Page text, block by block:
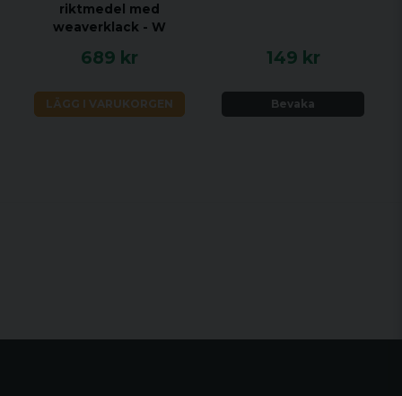
riktmedel med
weaverklack - W
689 kr
LÄGG I VARUKORGEN
149 kr
Bevaka